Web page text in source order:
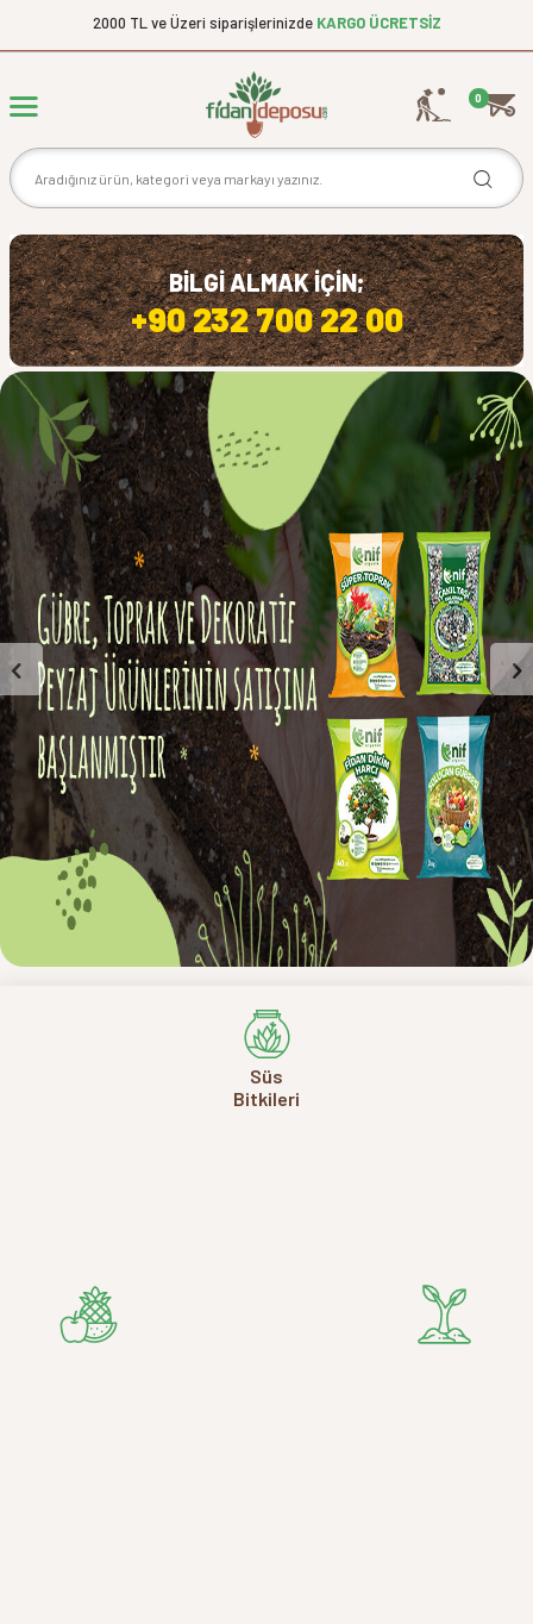
2000 TL ve Üzeri siparişlerinizde KARGO ÜCRETSİZ
0
BİLGİ ALMAK İÇİN;
+90 232 700 22 00
Süs
Bitkileri